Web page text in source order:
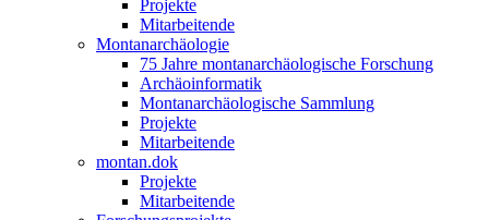
Projekte
Mitarbeitende
Montanarchäologie
75 Jahre montanarchäologische Forschung
Archäoinformatik
Montanarchäologische Sammlung
Projekte
Mitarbeitende
montan.dok
Projekte
Mitarbeitende